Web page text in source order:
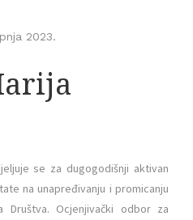
2023.
se za dugogodišnji aktivan
na unapređivanju i promicanju
Društva. Ocjenjivački odbor za